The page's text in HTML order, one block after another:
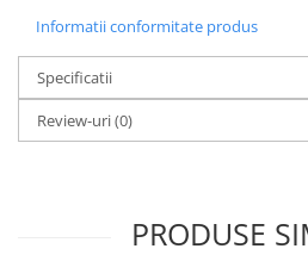
Informatii conformitate produs
Specificatii
Review-uri(0)
PRODUSE